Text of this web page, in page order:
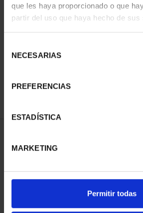
que les haya proporcionado o que
partir del uso que haya hecho de sus
NECESARIAS
PREFERENCIAS
ESTADÍSTICA
MARKETING
Permitir todas
CLARA CAMPOAMOR
140,00 €
REFINAR